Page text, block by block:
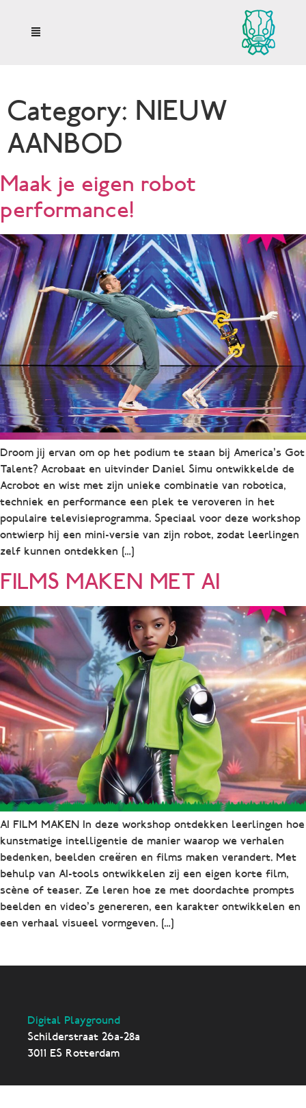
Category: NIEUW
AANBOD
Maak je eigen robot
performance!
Droom jij ervan om op het podium te staan bij America’s Got
Talent? Acrobaat en uitvinder Daniel Simu ontwikkelde de
Acrobot en wist met zijn unieke combinatie van robotica,
techniek en performance een plek te veroveren in het
populaire televisieprogramma. Speciaal voor deze workshop
ontwierp hij een mini-versie van zijn robot, zodat leerlingen
zelf kunnen ontdekken […]
FILMS MAKEN MET AI
AI FILM MAKEN In deze workshop ontdekken leerlingen hoe
kunstmatige intelligentie de manier waarop we verhalen
bedenken, beelden creëren en films maken verandert. Met
behulp van AI-tools ontwikkelen zij een eigen korte film,
scène of teaser. Ze leren hoe ze met doordachte prompts
beelden en video’s genereren, een karakter ontwikkelen en
een verhaal visueel vormgeven. […]
Digital Playground
Schilderstraat 26a-28a
3011 ES Rotterdam